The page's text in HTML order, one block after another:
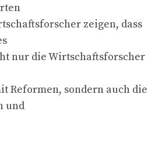
zeigen, dass
nur die Wirtschaftsforscher
Reformen, sondern auch die
und